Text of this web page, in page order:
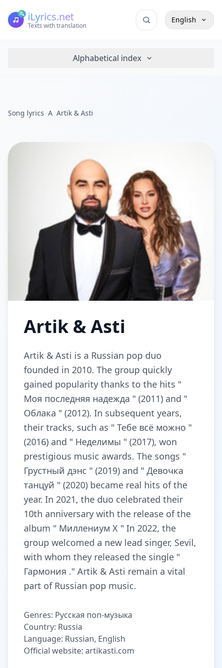
iLyrics.net
Texts with translation
English
Alphabetical index
Song lyrics A Artik & Asti
Artik & Asti
Artik & Asti is a Russian pop duo
founded in 2010. The group quickly
gained popularity thanks to the hits "
Моя последняя надежда " (2011) and "
Облака " (2012). In subsequent years,
their tracks, such as " Тебе всё можно "
(2016) and " Неделимы " (2017), won
prestigious music awards. The songs "
Грустный дэнс " (2019) and " Девочка
танцуй " (2020) became real hits of the
year. In 2021, the duo celebrated their
10th anniversary with the release of the
album " Миллениум X " In 2022, the
group welcomed a new lead singer, Sevil,
with whom they released the single "
Гармония ." Artik & Asti remain a vital
part of Russian pop music.
Genres: Русская поп-музыка
Country: Russia
Language: Russian, English
Official website: artikasti.com